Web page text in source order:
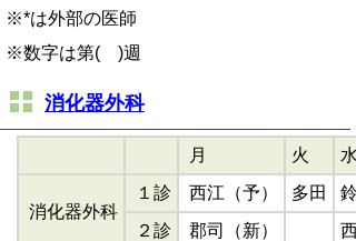
※*は外部の医師
※数字は第( )週
消化器外科
月 火 水
消化器外科
１診 西江（予） 多田
２診
郡司（新）